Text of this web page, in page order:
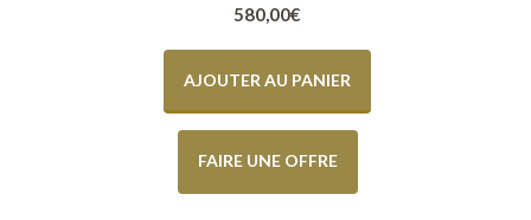
580,00€
AJOUTER AU PANIER
FAIRE UNE OFFRE